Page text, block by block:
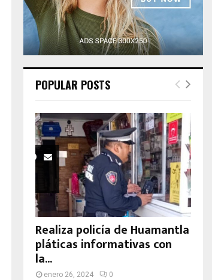
POPULAR POSTS
Realiza policía de Huamantla
pláticas informativas con
la...
enero 26, 2024 0